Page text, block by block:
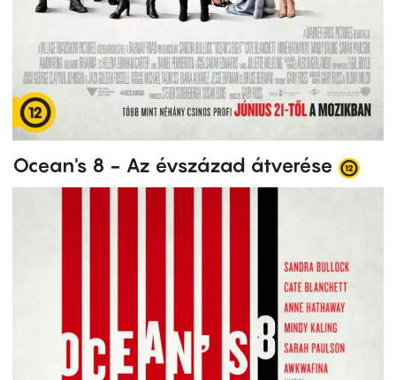
Ocean's 8 - Az évszázad átverése